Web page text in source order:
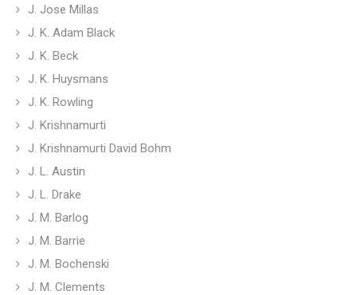
J. Jose Millas
J. K. Adam Black
J. K. Beck
J. K. Huysmans
J. K. Rowling
J. Krishnamurti
J. Krishnamurti David Bohm
J. L. Austin
J. L. Drake
J. M. Barlog
J. M. Barrie
J. M. Bochenski
J. M. Clements